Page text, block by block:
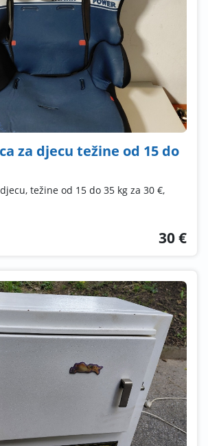
za djecu težine od 15 do
težine od 15 do 35 kg za 30 €,
30 €